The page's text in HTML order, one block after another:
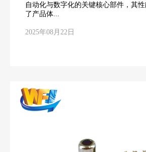
自动化与数字化的关键核心部件，其
了产品体...
2025年08月22日